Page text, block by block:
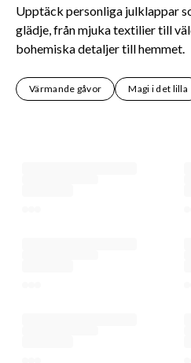
Upptäck personliga julklappar
glädje, från mjuka textilier till
bohemiska detaljer till hemmet.
Värmande gåvor Magi i det lilla